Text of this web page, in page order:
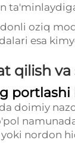
oziq
esa
qilish
portlashi
doimiy
nordon